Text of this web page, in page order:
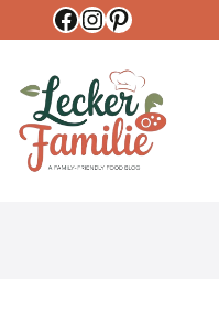
Facebook
Instagram
Pinterest